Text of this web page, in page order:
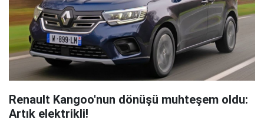
Renault Kangoo'nun dönüşü muhteşem oldu:
Artık elektrikli!